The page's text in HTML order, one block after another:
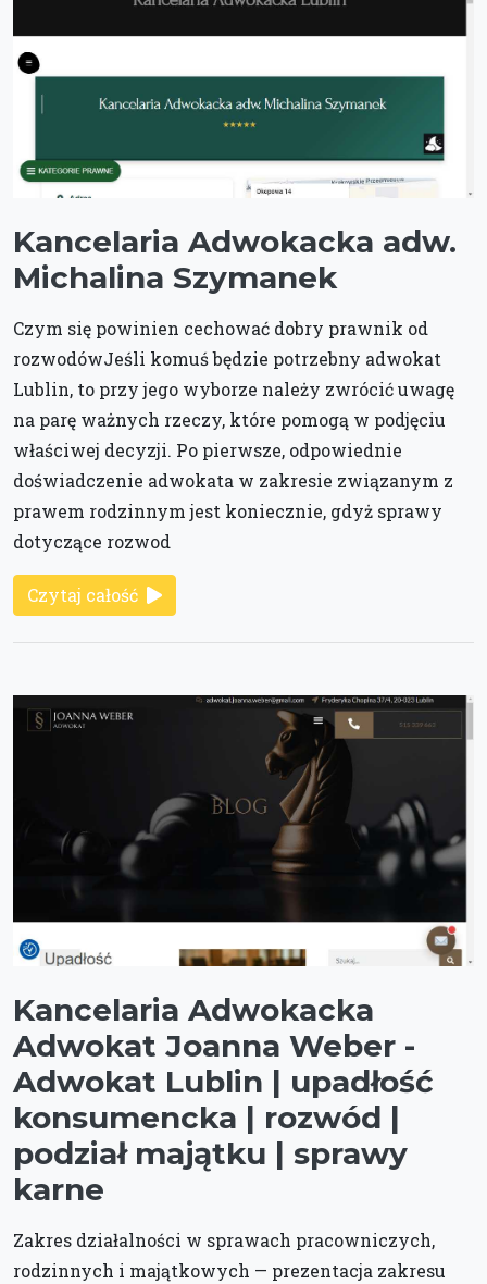
Kancelaria Adwokacka adw.
Michalina Szymanek
Czym się powinien cechować dobry prawnik od
rozwodówJeśli komuś będzie potrzebny adwokat
Lublin, to przy jego wyborze należy zwrócić uwagę
na parę ważnych rzeczy, które pomogą w podjęciu
właściwej decyzji. Po pierwsze, odpowiednie
doświadczenie adwokata w zakresie związanym z
prawem rodzinnym jest koniecznie, gdyż sprawy
dotyczące rozwod
Czytaj całość
Kancelaria Adwokacka
Adwokat Joanna Weber -
Adwokat Lublin | upadłość
konsumencka | rozwód |
podział majątku | sprawy
karne
Zakres działalności w sprawach pracowniczych,
rodzinnych i majątkowych — prezentacja zakresu